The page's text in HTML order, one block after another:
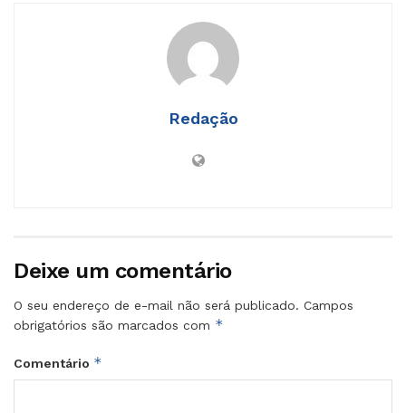
Redação
Deixe um comentário
O seu endereço de e-mail não será publicado. Campos
obrigatórios são marcados com *
Comentário *